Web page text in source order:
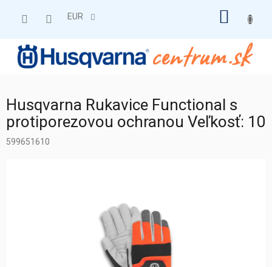
EUR
Husqvarna Rukavice Functional s
protiporezovou ochranou Veľkosť: 10
599651610